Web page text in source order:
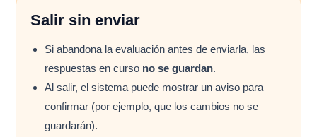
Salir sin enviar
Si abandona la evaluación antes de enviarla, las
respuestas en curso no se guardan.
Al salir, el sistema puede mostrar un aviso para
confirmar (por ejemplo, que los cambios no se
guardarán).